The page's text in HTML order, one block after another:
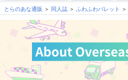
とらのあな通販 同人誌 ふわふわパレット